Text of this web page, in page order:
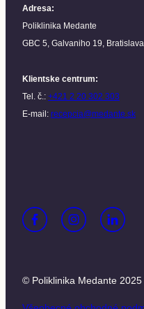
Adresa:
Poliklinika Medante
GBC 5, Galvaniho 19, Bratislava
Klientske centrum:
Tel. č.: +421 2 20 302 303
E-mail: recepcia@medante.sk
© Poliklinika Medante 2025